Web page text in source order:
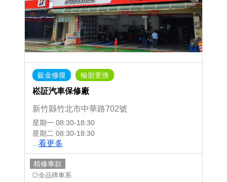
鈑金修復 輪胎更換
崧証汽車保修廠
新竹縣竹北市中華路702號
星期一 08:30-18:30
星期二 08:30-18:30
...看更多
精修車款
◎全品牌車系